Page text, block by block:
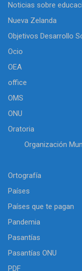
Noticias sobre
Nueva Zelanda
Objetivos Desarrollo
Ocio
OEA
office
OMS
ONU
Oratoria
Organización
Ortografía
Países
Países que te pagan
Pandemia
Pasantías
Pasantías ONU
PDF